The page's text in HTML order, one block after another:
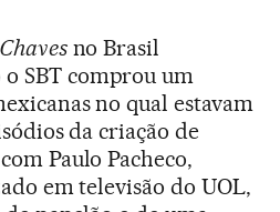
Chavesno Brasil
SBT comprou um
no qual estavam
da criação de
Paulo Pacheco,
em televisão do UOL,